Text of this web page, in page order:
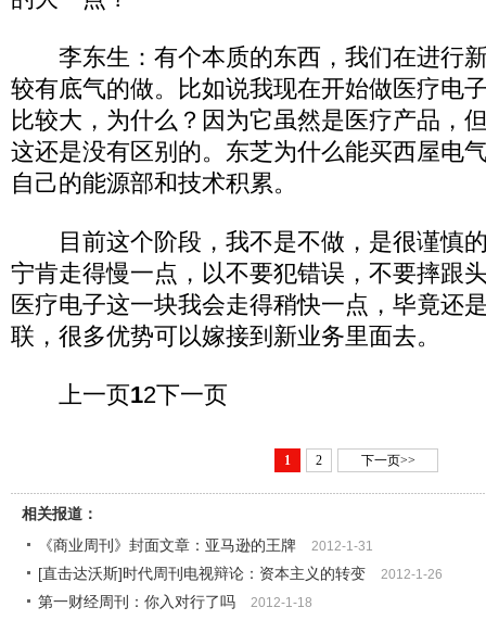
李东生：有个本质的东西，我们在进行
较有底气的做。比如说我现在开始做医疗电
比较大，为什么？因为它虽然是医疗产品，
这还是没有区别的。东芝为什么能买西屋电
自己的能源部和技术积累。
目前这个阶段，我不是不做，是很谨慎
宁肯走得慢一点，以不要犯错误，不要摔跟
医疗电子这一块我会走得稍快一点，毕竟还
联，很多优势可以嫁接到新业务里面去。
上一页12下一页
1 2 下一页>>
相关报道：
《商业周刊》封面文章：亚马逊的王牌
2012-1-31
[直击达沃斯]时代周刊电视辩论：资本主义的转变 2012-1-26
第一财经周刊：你入对行了吗 2012-1-18